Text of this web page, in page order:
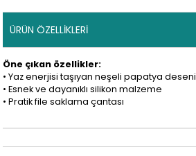
ÜRÜN ÖZELLIKLERI
Öne çıkan özellikler:
• Yaz enerjisi taşıyan neşeli papatya deseni
• Esnek ve dayanıklı silikon malzeme
• Pratik file saklama çantası